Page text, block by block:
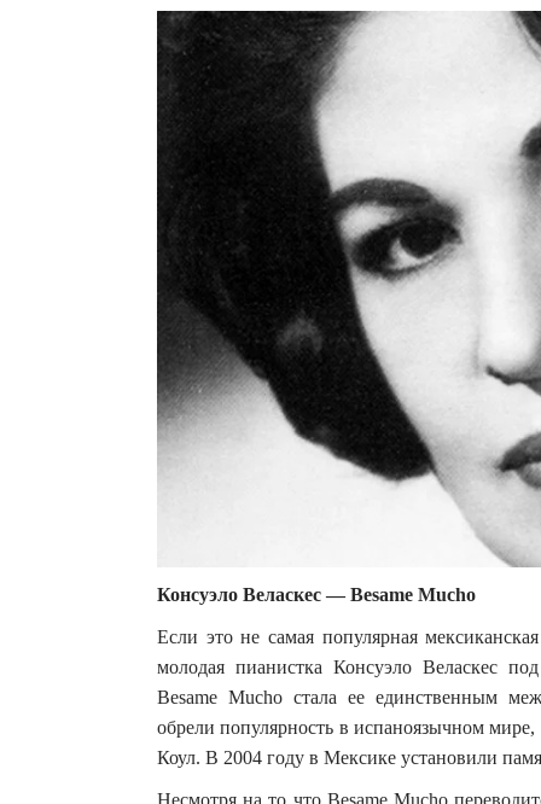
Консуэло Веласкес — Besame Mucho
Если это не самая популярная
молодая пианистка Консуэло Веласкес
Besame Mucho стала ее единственным
обрели популярность в испаноязычном
Коул. В 2004 году в Мексике установили
Несмотря на то что Besame Mucho